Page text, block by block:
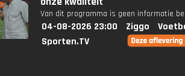
Van dit programma is geen informatie
04-08-2026 23:00 Ziggo
Sporten.TV